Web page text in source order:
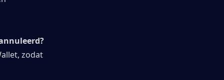
zodat